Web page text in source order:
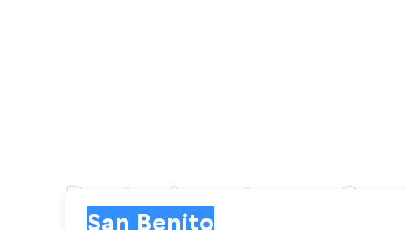
Renta de autos en
San Benito